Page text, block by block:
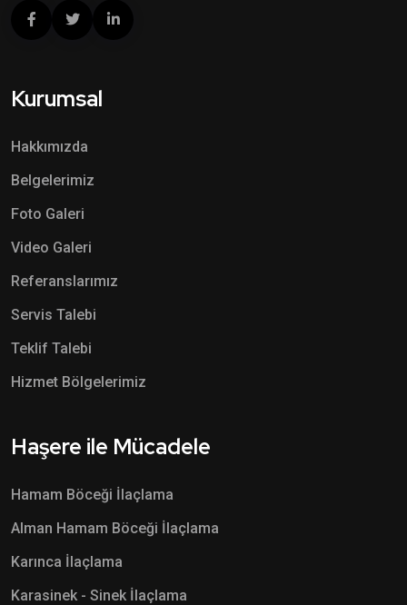
Kurumsal
Hakkımızda
Belgelerimiz
Foto Galeri
Video Galeri
Referanslarımız
Servis Talebi
Teklif Talebi
Hizmet Bölgelerimiz
Haşere ile Mücadele
Hamam Böceği İlaçlama
Alman Hamam Böceği İlaçlama
Karınca İlaçlama
Karasinek - Sinek İlaçlama